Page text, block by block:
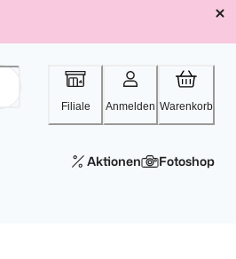
Filiale Anmelden Warenkorb
Aktionen Fotoshop